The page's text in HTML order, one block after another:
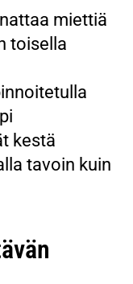
miettiä
toisella
kestä
tavoin kuin